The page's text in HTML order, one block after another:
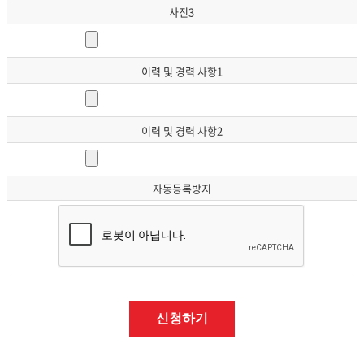
사진3
이력 및 경력 사항1
이력 및 경력 사항2
자동등록방지